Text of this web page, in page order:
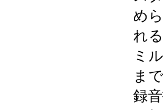
め
れ
ミ
ま
録